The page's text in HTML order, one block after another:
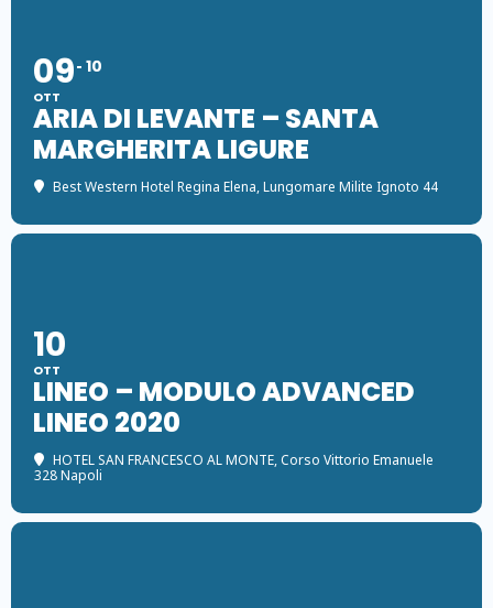
09
OTT
10
ARIA DI LEVANTE – SANTA
MARGHERITA LIGURE
Best Western Hotel Regina Elena, Lungomare Milite Ignoto 44
10
OTT
LINEO – MODULO ADVANCED
LINEO 2020
HOTEL SAN FRANCESCO AL MONTE, Corso Vittorio Emanuele
328 Napoli